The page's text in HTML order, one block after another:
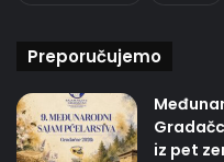
Preporučujemo
iz pet